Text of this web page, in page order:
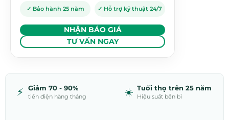
✓ Bảo hành 25 năm ✓ Hỗ trợ kỹ thuật 24/7
NHẬN BÁO GIÁ
TƯ VẤN NGAY
⚡ Giảm 70 - 90%
tiền điện hàng tháng ☀️ Tuổi thọ trên 25 năm
Hiệu suất bền bỉ